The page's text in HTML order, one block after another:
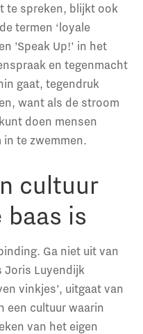
te spreken, blijkt ook
termen ‘loyale
’Speak Up!’ in het
en tegenmacht
gaat, tegendruk
want als de stroom
doen mensen
te zwemmen.
cultuur
baas is
Ga niet uit van
Joris Luyendijk
vinkjes’, uitgaat van
een cultuur waarin
van het eigen